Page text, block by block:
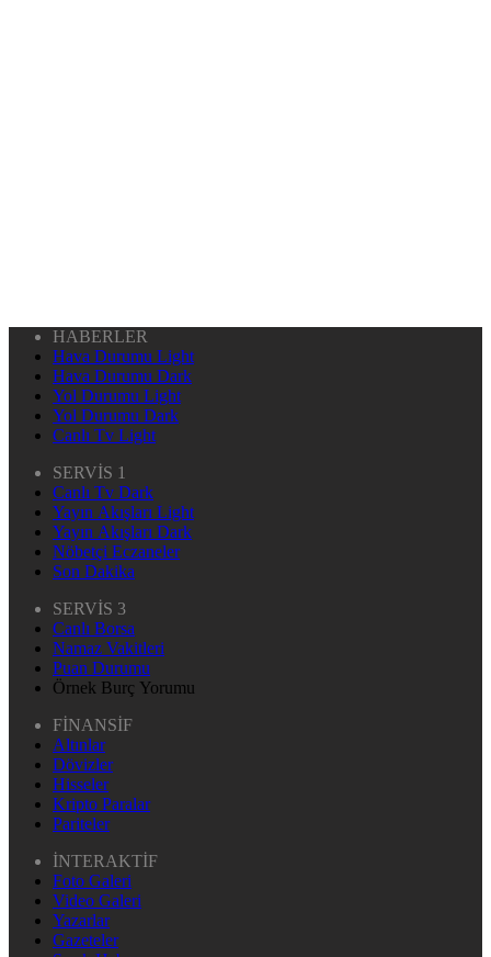
HABERLER
Hava Durumu Light
Hava Durumu Dark
Yol Durumu Light
Yol Durumu Dark
Canlı Tv Light
SERVİS 1
Canlı Tv Dark
Yayın Akışları Light
Yayın Akışları Dark
Nöbetçi Eczaneler
Son Dakika
SERVİS 3
Canlı Borsa
Namaz Vakitleri
Puan Durumu
Örnek Burç Yorumu
FİNANSİF
Altınlar
Dövizler
Hisseler
Kripto Paralar
Pariteler
İNTERAKTİF
Foto Galeri
Video Galeri
Yazarlar
Gazeteler